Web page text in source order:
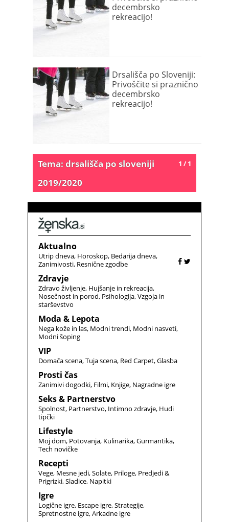
decembrsko
rekreacijo!
Drsališča po Sloveniji:
Privoščite si praznično
decembrsko
rekreacijo!
1 / 1
Tema: drsališča po sloveniji
2019/2020
Aktualno
Utrip dneva Horoskop Bedarija dneva
Zanimivosti Resnične zgodbe
Zdravje
Zdravo življenje Hujšanje in rekreacija
Nosečnost in porod Psihologija Vzgoja in
starševstvo
Moda & Lepota
Nega kože in las Modni trendi Modni nasveti
Modni šoping
VIP
Domača scena Tuja scena Red Carpet Glasba
Prosti čas
Zanimivi dogodki Filmi Knjige Nagradne igre
Seks & Partnerstvo
Spolnost Partnerstvo Intimno zdravje Hudi
tipčki
Lifestyle
Moj dom Potovanja Kulinarika Gurmantika
Tech novičke
Recepti
Vege Mesne jedi Solate Priloge Predjedi &
Prigrizki Sladice Napitki
Igre
Logične igre Escape igre Strategije
Spretnostne igre Arkadne igre